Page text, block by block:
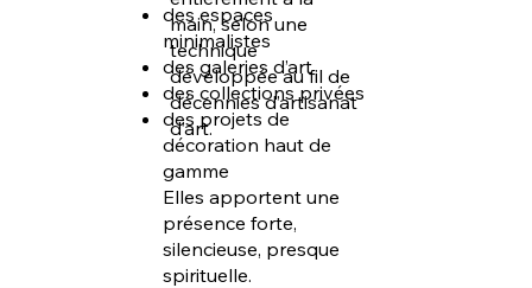
main, selon une
technique
développée au fil de
décennies d’artisanat
d’art.
des espaces
minimalistes
des galeries d’art
des collections privées
des projets de
décoration haut de
gamme
Elles apportent une
présence forte,
silencieuse, presque
spirituelle.